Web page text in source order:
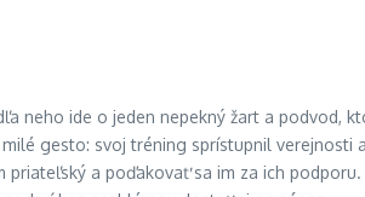
neho ide o jeden nepekný žart a podvod,
gesto: svoj tréning sprístupnil
a poďakovať sa im za ich